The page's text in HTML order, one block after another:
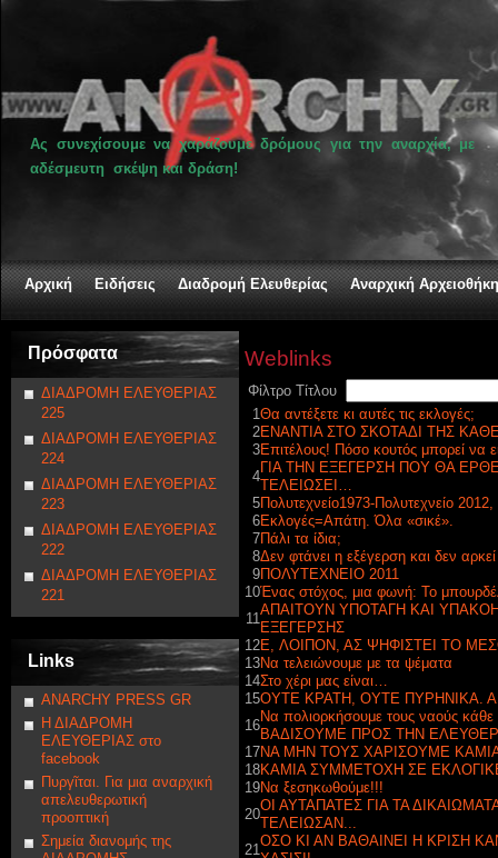
Ας συνεχίσουμε να χαράζουμε δρόμους για την αναρχία, με
αδέσμευτη σκέψη και δράση!
Αρχική Ειδήσεις Διαδρομή Ελευθερίας Αναρχική Αρχειοθήκη
Πρόσφατα
ΔΙΑΔΡΟΜΗ ΕΛΕΥΘΕΡΙΑΣ
225
ΔΙΑΔΡΟΜΗ ΕΛΕΥΘΕΡΙΑΣ
224
ΔΙΑΔΡΟΜΗ ΕΛΕΥΘΕΡΙΑΣ
223
ΔΙΑΔΡΟΜΗ ΕΛΕΥΘΕΡΙΑΣ
222
ΔΙΑΔΡΟΜΗ ΕΛΕΥΘΕΡΙΑΣ
221
Links
ANARCHY PRESS GR
Η ΔΙΑΔΡΟΜΗ
ΕΛΕΥΘΕΡΙΑΣ στο
facebook
Πυργῖται. Για μια αναρχική
απελευθερωτική
προοπτική
Σημεία διανομής της
Weblinks
Φίλτρο Τίτλου
1Θα αντέξετε κι αυτές τις εκλογές;
2ΕΝΑΝΤΙΑ ΣΤΟ ΣΚΟΤΑΔΙ ΤΗΣ
3Επιτέλους! Πόσο κουτός μπορεί να
4
ΓΙΑ ΤΗΝ ΕΞΕΓΕΡΣΗ ΠΟΥ ΘΑ
ΤΕΛΕΙΩΣΕΙ…
5Πολυτεχνείο1973-Πολυτεχνείο
6Εκλογές=Απάτη. Όλα «σικέ».
7Πάλι τα ίδια;
8Δεν φτάνει η εξέγερση και δεν
9ΠΟΛΥΤΕΧΝΕΙΟ 2011
10Ένας στόχος, μια φωνή: Το
11
ΑΠΑΙΤΟΥΝ ΥΠΟΤΑΓΗ ΚΑΙ
ΕΞΕΓΕΡΣΗΣ
12E, ΛΟΙΠΟΝ, ΑΣ ΨΗΦΙΣΤΕΙ ΤΟ
13Να τελειώνουμε με τα ψέματα
14Στο χέρι μας είναι…
15ΟΥΤΕ ΚΡΑΤΗ, ΟΥΤΕ ΠΥΡΗΝΙΚΑ.
16
Να πολιορκήσουμε τους ναούς
ΒΑΔΙΣΟΥΜΕ ΠΡΟΣ ΤΗΝ
17ΝΑ ΜΗΝ ΤΟΥΣ ΧΑΡΙΣΟΥΜΕ
18ΚΑΜΙΑ ΣΥΜΜΕΤΟΧΗ ΣΕ
19Να ξεσηκωθούμε!!!
20
ΟΙ ΑΥΤΑΠΑΤΕΣ ΓΙΑ ΤΑ
ΤΕΛΕΙΩΣΑΝ...
21
ΟΣΟ ΚΙ ΑΝ ΒΑΘΑΙΝΕΙ Η ΚΡΙΣΗ